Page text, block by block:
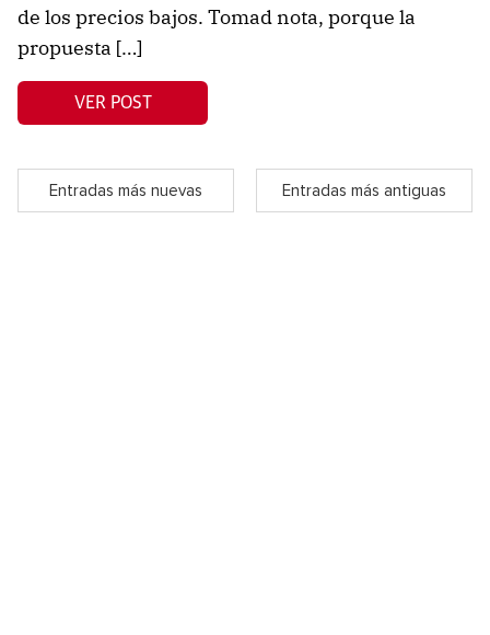
de los precios bajos. Tomad nota, porque la
propuesta […]
VER POST
Entradas más nuevas Entradas más antiguas